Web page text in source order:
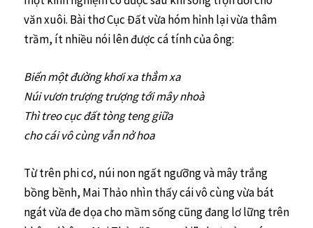
văn xuôi. Bài thơ Cục Đất vừa hóm hỉnh lại vừa thâm
trầm, ít nhiều nói lên được cá tính của ông:
Biển một đường khơi xa thẳm xa
Núi vươn trượng trượng tới mây nhoà
Thì treo cục đất tòng teng giữa
cho cái vô cùng vẫn nở hoa
Từ trên phi cơ, núi non ngất ngưỡng và mây trắng
bồng bềnh, Mai Thảo nhìn thấy cái vô cùng vừa bát
ngát vừa đe dọa cho mầm sống cũng đang lơ lững trên